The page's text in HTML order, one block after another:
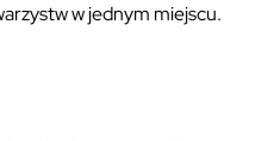
w jednym miejscu.